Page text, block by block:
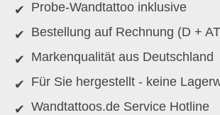
Probe-Wandtattoo inklusive
Bestellung auf Rechnung (D +
Markenqualität aus Deutschland
Für Sie hergestellt - keine
Wandtattoos.de Service Hotline